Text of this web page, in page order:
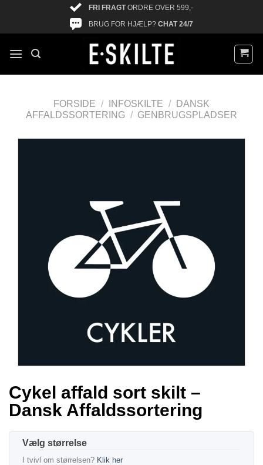
FRI FRAGTORDRE OVER 599,-
BRUG FOR HJÆLP? CHAT 24/7
FORSIDE / INFOSKILTE /
DANSK
AFFALDSSORTERING / GENBRUGSPLADSER
Cykel affald sort skilt –
Dansk Affaldssortering
størrelse
I tvivl om størrelsen? Klik her